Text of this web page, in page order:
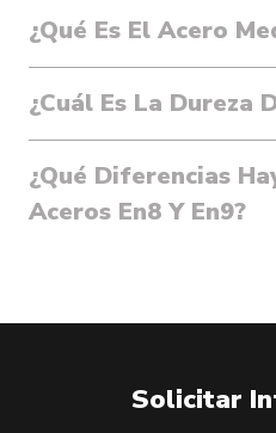
¿Qué Es El Acero
¿Cuál Es La Dureza
¿Qué Diferencias
Aceros En8 Y En9?
Solicitar